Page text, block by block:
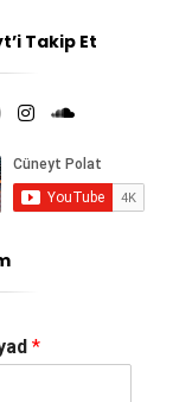
Takip Et
*